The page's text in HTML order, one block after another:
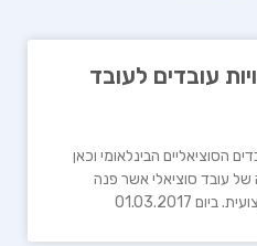
עובדים לעובד
יום העובדים הסוציאליים הבינלאומי וכאן
עובד סוציאלי אשר פנה
01.03.2017